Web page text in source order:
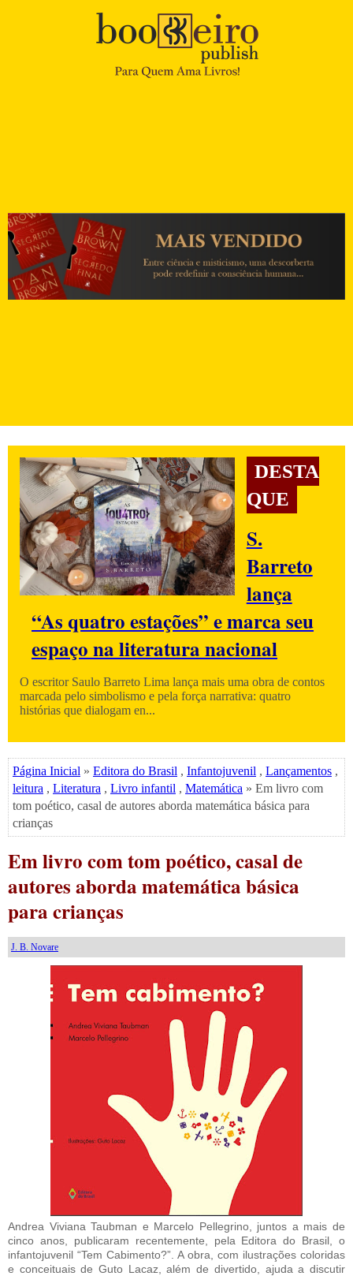
DESTA
QUE
S.
Barreto
lança
“As quatro estações” e marca seu
espaço na literatura nacional
O escritor Saulo Barreto Lima lança mais uma obra de contos
marcada pelo simbolismo e pela força narrativa: quatro
histórias que dialogam en...
Página Inicial » Editora do Brasil , Infantojuvenil , Lançamentos ,
leitura , Literatura , Livro infantil , Matemática » Em livro com
tom poético, casal de autores aborda matemática básica para
crianças
Em livro com tom poético, casal de
autores aborda matemática básica
para crianças
J. B. Novare
Andrea Viviana Taubman e Marcelo Pellegrino, juntos a mais de
cinco anos, publicaram recentemente, pela Editora do Brasil, o
infantojuvenil “Tem Cabimento?”. A obra, com ilustrações coloridas
e conceituais de Guto Lacaz, além de divertido, ajuda a discutir